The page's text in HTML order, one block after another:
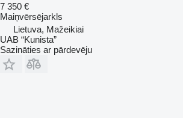
7 350 €
Maiņvērsējarkls
Lietuva, Mažeikiai
UAB “Kunista”
Sazināties ar pārdevēju